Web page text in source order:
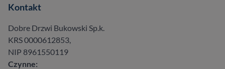
Kontakt
Dobre Drzwi Bukowski Sp.k.
KRS 0000612853,
NIP 8961550119
Czynne: